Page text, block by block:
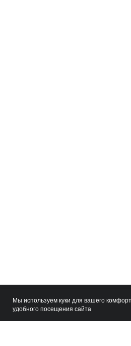
Home Catalog
Мы используем куки для вашего
удобного посещения сайта